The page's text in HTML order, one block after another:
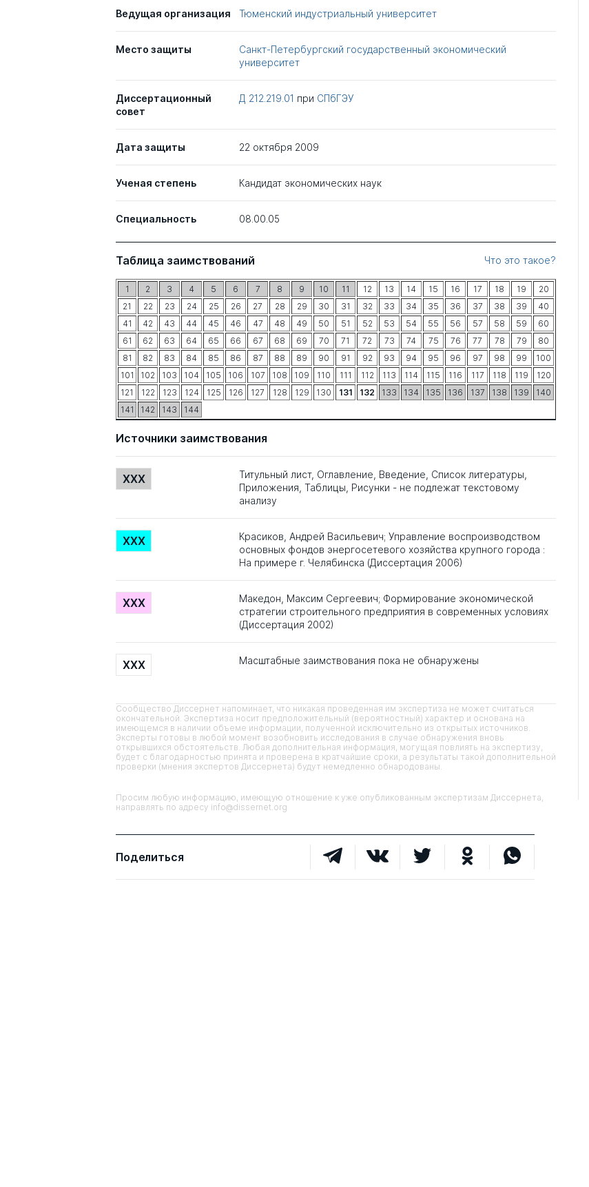
Ведущая организация Тюменский индустриальный университет
Место защиты
Санкт-Петербургский государственный экономический
университет
Диссертационный
совет
Д 212.219.01 при СПбГЭУ
Дата защиты 22 октября 2009
Ученая степень Кандидат экономических наук
Специальность 08.00.05
Таблица заимствований Что это такое?
1 2 3 4 5 6 7 8 9 10 11 12 13 14 15 16 17 18 19
20
21
22 23 24 25 26 27 28 29 30 31 32 33 34 35 36 37 38 39
40
41
42 43 44 45 46 47 48 49 50 51 52 53 54 55 56 57 58 59
60
61
62 63 64 65 66 67 68 69 70 71 72 73 74 75 76 77 78 79
80
81
82 83 84 85 86 87 88 89 90 91 92 93 94 95 96 97 98 99
100
101
102 103 104 105 106 107 108 109 110 111 112 113 114 115 116 117 118 119
120
121
122 123 124 125 126 127 128 129 130 131 132 133 134 135 136 137 138 139
140
141
142 143 144
Источники заимствования
XXX
Титульный лист, Оглавление, Введение, Список литературы,
Приложения, Таблицы, Рисунки - не подлежат текстовому
анализу
XXX
Красиков, Андрей Васильевич; Управление воспроизводством
основных фондов энергосетевого хозяйства крупного города :
На примере г. Челябинска (Диссертация 2006)
XXX
Македон, Максим Сергеевич; Формирование экономической
стратегии строительного предприятия в современных условиях
(Диссертация 2002)
XXX Масштабные заимствования пока не обнаружены
Сообщество Диссернет напоминает, что никакая проведенная им экспертиза не может считаться
окончательной. Экспертиза носит предположительный (вероятностный) характер и основана на
имеющемся в наличии объеме информации, полученной исключительно из открытых источников.
Эксперты готовы в любой момент возобновить исследования в случае обнаружения вновь
открывшихся обстоятельств. Любая дополнительная информация, могущая повлиять на экспертизу,
будет с благодарностью принята и проверена в кратчайшие сроки, а результаты такой дополнительной
проверки (мнения экспертов Диссернета) будут немедленно обнародованы.
Просим любую информацию, имеющую отношение к уже опубликованным экспертизам Диссернета,
направлять по адресу info@dissernet.org
Поделиться